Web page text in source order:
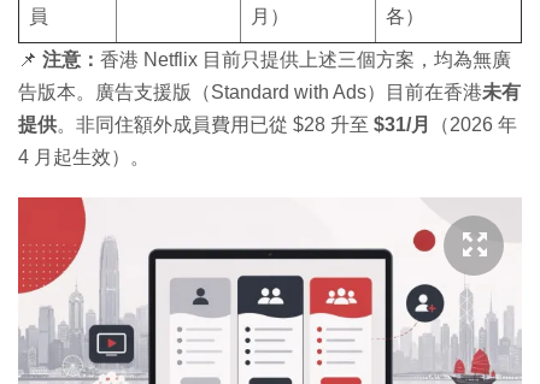
員
月）
各）
📌 注意： 香港 Netflix 目前只提供上述三個方案，均為無廣
告版本。廣告支援版（Standard with Ads）目前在香港未有
提供。非同住額外成員費用已從 $28 升至 $31/月
（2026 年
4 月起生效）。